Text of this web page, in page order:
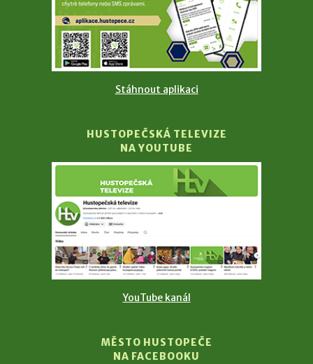
Stáhnout aplikaci
HUSTOPEČSKÁ TELEVIZE
NA YOUTUBE
YouTube kanál
MĚSTO HUSTOPEČE
NA FACEBOOKU